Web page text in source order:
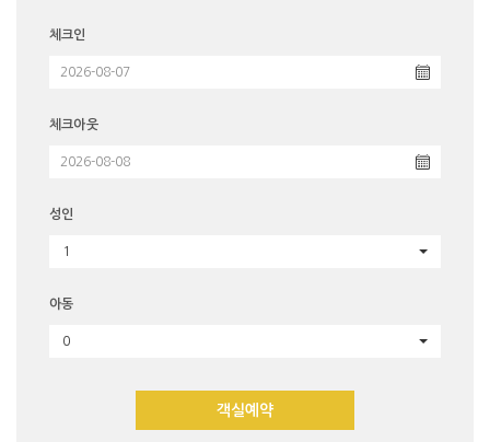
체크인
체크아웃
성인
1
아동
0
객실예약